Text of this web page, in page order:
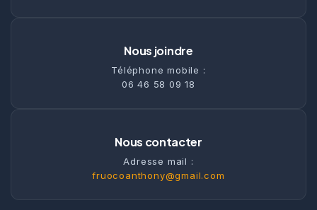
Nous joindre
Téléphone mobile :
06 46 58 09 18
Nous contacter
Adresse mail :
fruocoanthony@gmail.com